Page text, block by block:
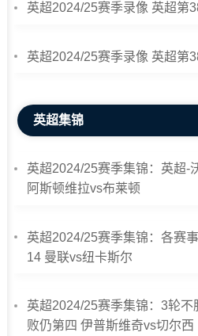
英超2024/25赛季录像 英超第
英超2024/25赛季录像 英超第
英超集锦
英超2024/25赛季集锦：英超-
阿斯顿维拉vs布莱顿
英超2024/25赛季集锦：各赛
14 曼联vs纽卡斯尔
英超2024/25赛季集锦：3轮
败仍第四 伊普斯维奇vs切尔西